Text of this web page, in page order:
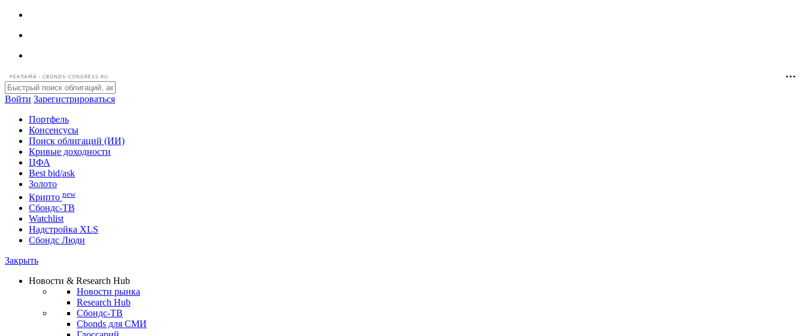
РЕКЛАМА • CBONDS-CONGRESS.RU
Войти Зарегистрироваться
Портфель
Консенсусы
Поиск облигаций (ИИ)
Кривые доходности
ЦФА
Best bid/ask
Золото
Криптоnew
Сбондс-ТВ
Надстройка XLS
Сбондс Люди
Новости & Research Hub
Новости рынка